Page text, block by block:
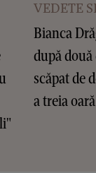
VEDETE
Bianca
după
scăpat de
a treia